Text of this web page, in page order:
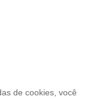
de cookies, você